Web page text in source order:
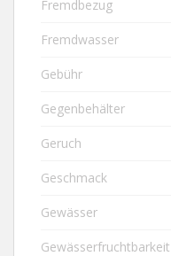
Fremdbezug
Fremdwasser
Gebühr
Gegenbehälter
Geruch
Geschmack
Gewässer
Gewässerfruchtbarkeit